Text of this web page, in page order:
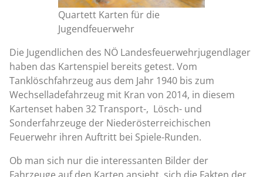
Quartett Karten für die
Jugendfeuerwehr
Die Jugendlichen des NÖ Landesfeuerwehrjugendlager
haben das Kartenspiel bereits getest. Vom
Tanklöschfahrzeug aus dem Jahr 1940 bis zum
Wechselladefahrzeug mit Kran von 2014, in diesem
Kartenset haben 32 Transport-, Lösch- und
Sonderfahrzeuge der Niederösterreichischen
Feuerwehr ihren Auftritt bei Spiele-Runden.
Ob man sich nur die interessanten Bilder der